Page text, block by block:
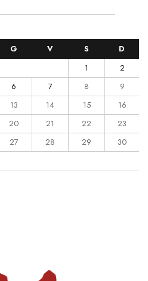
G V S
D
1
2
6 7 8
9
13 14 15
16
20 21 22
23
27 28 29
30